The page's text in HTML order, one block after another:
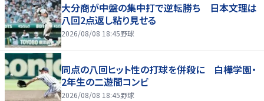
大分商が中盤の集中打で逆転勝ち 日本文理は
八回2点返し粘り見せる
2026/08/08 18:45野球
同点の八回ヒット性の打球を併殺に 白樺学園・
2年生の二遊間コンビ
2026/08/08 18:45野球